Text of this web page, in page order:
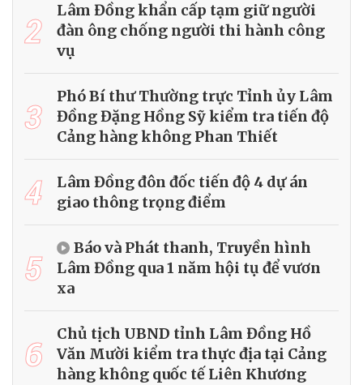
2
Lâm Đồng khẩn cấp tạm giữ người
đàn ông chống người thi hành công
vụ
3
Phó Bí thư Thường trực Tỉnh ủy Lâm
Đồng Đặng Hồng Sỹ kiểm tra tiến độ
Cảng hàng không Phan Thiết
4
Lâm Đồng đôn đốc tiến độ 4 dự án
giao thông trọng điểm
5
Báo và Phát thanh, Truyền hình
Lâm Đồng qua 1 năm hội tụ để vươn
xa
6
Chủ tịch UBND tỉnh Lâm Đồng Hồ
Văn Mười kiểm tra thực địa tại Cảng
hàng không quốc tế Liên Khương